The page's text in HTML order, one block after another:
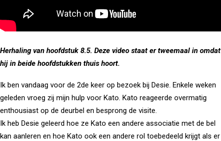
Herhaling van hoofdstuk 8.5. Deze video staat er tweemaal in omdat
hij in beide hoofdstukken thuis hoort.
Ik ben vandaag voor de 2de keer op bezoek bij Desie. Enkele weken
geleden vroeg zij mijn hulp voor Kato. Kato reageerde overmatig
enthousiast op de deurbel en besprong de visite.
Ik heb Desie geleerd hoe ze Kato een andere associatie met de bel
kan aanleren en hoe Kato ook een andere rol toebedeeld krijgt als er